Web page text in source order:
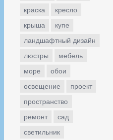
краска
кресло
крыша
купе
ландшафтный дизайн
люстры
мебель
море
обои
освещение
проект
пространство
ремонт
сад
светильник